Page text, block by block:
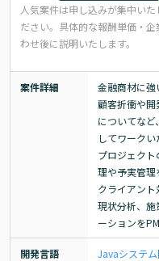
人気案件は申し込みが集中い
ださい。 具体的な報酬単価・
わせ後に説明いたします。
案件詳細
金融商材に強
顧客折衝や開
についてな
してワークい
プロジェク
理や予実管理
クライアント
現状分析、施
ーションを
開発言語 Javaシステ